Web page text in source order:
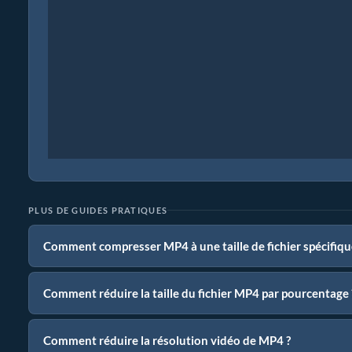
PLUS DE GUIDES PRATIQUES
Comment compresser MP4 à une taille de fichier
Comment réduire la taille du fichier MP4 par pourcentage
Comment réduire la résolution vidéo de MP4 ?